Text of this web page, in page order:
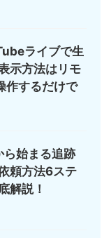
ライブで生
示方法はリモ
作するだけで
ら始まる追跡
頼方法6ステ
解説！